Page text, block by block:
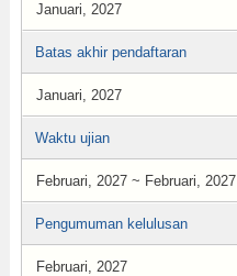
Januari, 2027
Batas akhir pendaftaran
Januari, 2027
Waktu ujian
Februari, 2027 ~ Februari, 2027
Pengumuman kelulusan
Februari, 2027